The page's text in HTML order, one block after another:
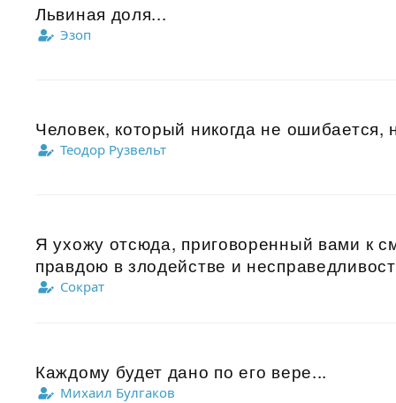
Львиная доля...
Эзоп
Человек, который никогда не ошибается,
Теодор Рузвельт
Я ухожу отсюда, приговоренный вами к
правдою в злодействе и
Сократ
Каждому будет дано по его вере...
Михаил Булгаков